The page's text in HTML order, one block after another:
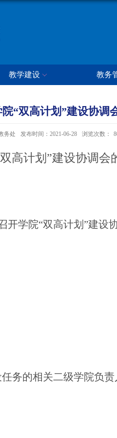
教学建设 教务
“双高计划”建设协调
务处 发布时间：2021-06-28 浏览次数：
高计划”建设协调会
学院“双高计划”建设
务的相关二级学院负